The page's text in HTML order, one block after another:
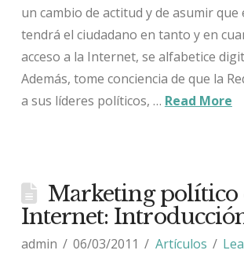
un cambio de actitud y de asumir
tendrá el ciudadano en tanto y en
acceso a la Internet, se alfabetice
Además, tome conciencia de que la
a sus líderes políticos, … Read More
Marketing político
Internet:
admin 06/03/2011 Artículos